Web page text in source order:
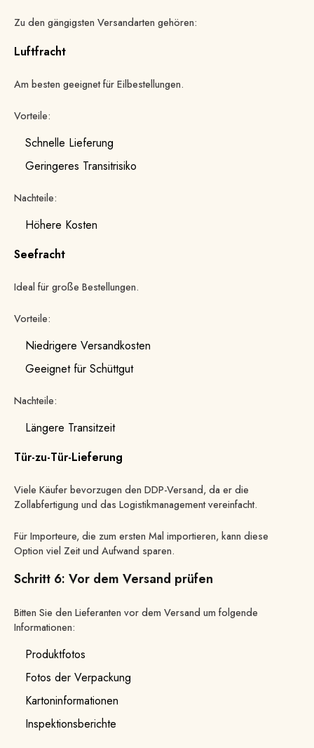
Zu den gängigsten Versandarten gehören:
Luftfracht
Am besten geeignet für Eilbestellungen.
Vorteile:
Schnelle Lieferung
Geringeres Transitrisiko
Nachteile:
Höhere Kosten
Seefracht
Ideal für große Bestellungen.
Vorteile:
Niedrigere Versandkosten
Geeignet für Schüttgut
Nachteile:
Längere Transitzeit
Tür-zu-Tür-Lieferung
Viele Käufer bevorzugen den DDP-Versand, da er die
Zollabfertigung und das Logistikmanagement vereinfacht.
Für Importeure, die zum ersten Mal importieren, kann diese
Option viel Zeit und Aufwand sparen.
Schritt 6: Vor dem Versand prüfen
Bitten Sie den Lieferanten vor dem Versand um folgende
Informationen:
Produktfotos
Fotos der Verpackung
Kartoninformationen
Inspektionsberichte